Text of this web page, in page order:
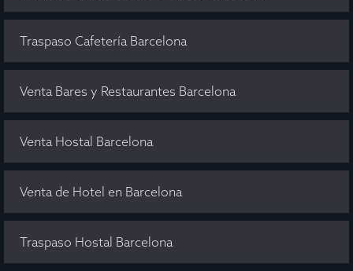
Traspaso Cafetería Barcelona
Venta Bares y Restaurantes Barcelona
Venta Hostal Barcelona
Venta de Hotel en Barcelona
Traspaso Hostal Barcelona